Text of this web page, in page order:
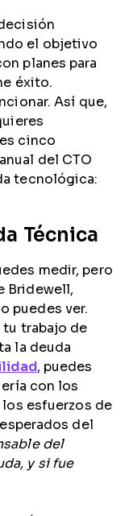
el objetivo
planes para
éxito.
Así que,
cinco
del CTO
tecnológica:
Técnica
medir, pero
Bridewell,
puedes ver.
tu trabajo de
la deuda
, puedes
con los
esfuerzos de
del
del
y si fue